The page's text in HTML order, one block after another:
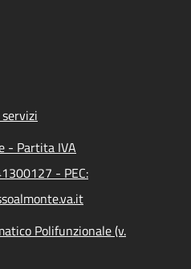
- Partita IVA
- PEC:
Polifunzionale (v.